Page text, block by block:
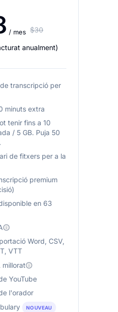
/ mes $30
anualment)
transcripció per
minuts extra
tenir fins a 10
/ 5 GB. Puja 50
de fitxers per a la
premium
en 63
Word, CSV,
VTT
millorat
YouTube
l'orador
NOUVEAU